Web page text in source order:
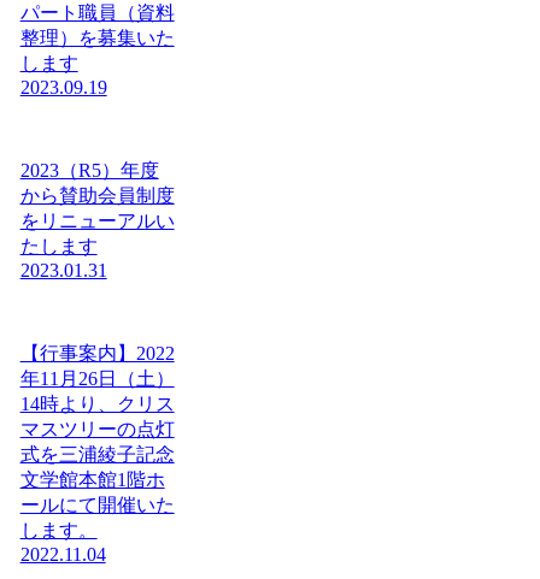
パート職員（資料
整理）を募集いた
します
2023.09.19
2023（R5）年度
から賛助会員制度
をリニューアルい
たします
2023.01.31
【行事案内】2022
年11月26日（土）
14時より、クリス
マスツリーの点灯
式を三浦綾子記念
文学館本館1階ホ
ールにて開催いた
します。
2022.11.04